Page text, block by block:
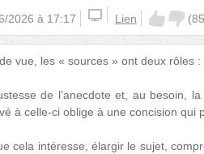
2026 à 17:17 Lien (85
vue, les « sources » ont deux rôles :
de l’anecdote et, au besoin,
à celle-ci oblige à une concision qui
cela intéresse, élargir le sujet,